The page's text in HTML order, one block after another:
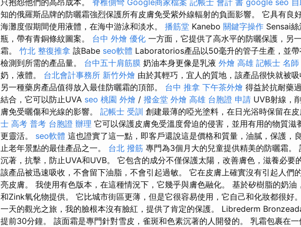
知的俄羅斯品牌的防曬霜強烈保護所有皮膚免受紫外線輻射的負面影響。 它具有良
海灘度假期間使用液體，在海中游泳和淡水。 播筋堂 Kanebo 關鍵字操作 Sensai
瓶，帶有青銅條紋圖案。 台中 外燴 優化 一方面，它提供了高水平的防曬保護，另
霜。 竹北 整復推拿 該Babe seo軟體 Laboratorios產品以50毫升的管子生產，並
檢測到所需的產品量。 台中五十肩筋膜 奶油本身更像是乳液 外燴 高雄 記帳士 名師
奶，液體。 台北會計事務所 新竹外燴 由於其輕巧，宜人的質地，該產品很快就被
另一種藥房產品值得放入最佳防曬霜的頂部。 台中 推拿 下午茶外燴 得益於抗耐藥
結合，它可以防止UVA seo 桃園 外燴 / 撥金堂 外燴 高雄 台胞證 申請 UVB射線，
膚免受曬傷和光線的影響。 記帳士 受訓 創建最薄的啞光塗料，在日光浴時保留在
士 高考 普考 台胞證 辦理 它可以保護皮膚免受溫度脅迫的侵害，並用有用的物質滋
更靈活。 seo軟體 這也證實了這一點，即客戶還說這是價格和質量，油膩，保護，
止老年景點的最佳產品之一。 台北 撥筋 專門為3個月大的兒童提供精美的防曬霜。
沉著，抗擊，防止UVA和UVB。 它包含的成分不僅保護太陽，改善膚色，滋養必要
該產品被迅速吸收，不會留下油脂，不會引起過敏。 它在皮膚上確實沒有引起人們
亮皮膚。 我使用有色版本，在這種情況下，它幾乎與膚色融化。 基於矽樹脂的奶油
和Zink氧化物提供。 它比城市街區更薄，但是它很容易使用，它自己和化妝都很好
一天的觀光之旅，我的臉根本沒有臉紅，提供了肯定的保護。 Librederm
提前30分鐘。 該面霜是專門針對雪皮，雀斑和色素沉著的人開發的。 乳霜包裹在